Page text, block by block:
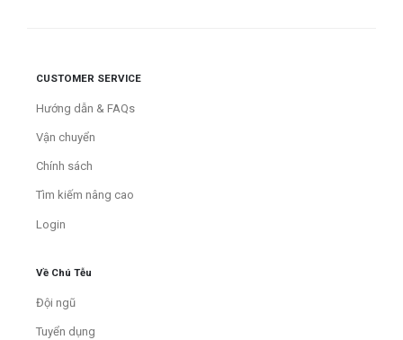
CUSTOMER SERVICE
Hướng dẫn & FAQs
Vận chuyển
Chính sách
Tìm kiếm nâng cao
Login
Về Chú Tễu
Đội ngũ
Tuyển dụng